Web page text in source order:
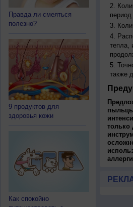
Правда ли смеяться
полезно?
9 продуктов для
здоровья кожи
Как спокойно
период
тепла,
также
только